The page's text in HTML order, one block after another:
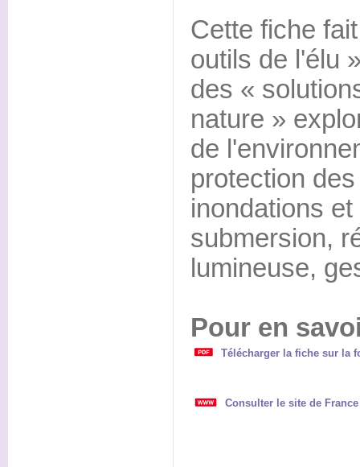
Cette fiche
outils de l'élu
des «
nature »
de
protection
inondations
submersion,
lumineuse,
Pour en
Télécharger la fiche sur la
Consulter le site de